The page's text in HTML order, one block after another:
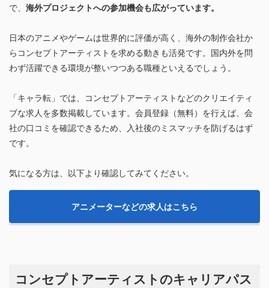
で、 海外プロジェクトへの参加機会も広がっています。
日本のアニメやゲームは世界的に評価が高く、海外の制作会社か
らコンセプトアーティストを求める動きも活発です。国内外を問
わず活躍できる環境が整いつつある職種といえるでしょう。
「キャラ転」では、コンセプトアーティストなどのクリエイティ
ブな求人を多数掲載しています。会員登録（無料）を行えば、会
社の口コミを確認できるため、入社後のミスマッチを防げるはず
です。
気になる方は、以下より確認してみてください。
アニメーターなどの求人はこちら
コンセプトアーティストのキャリアパス